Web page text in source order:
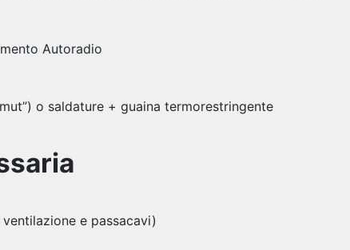
Autoradio
o saldature + guaina termorestringente
e passacavi)